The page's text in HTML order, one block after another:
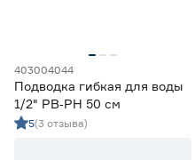
403004044
Подводка гибкая для воды
1/2" РВ‑РН 50 см
5(3 отзыва)